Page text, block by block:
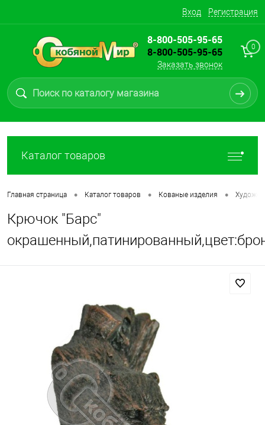
Вход Регистрация
8-800-505-95-65
8-800-505-95-65
Заказать звонок
0
Каталог товаров
Главная страница • Каталог товаров • Кованые изделия •
Крючок "Барс"